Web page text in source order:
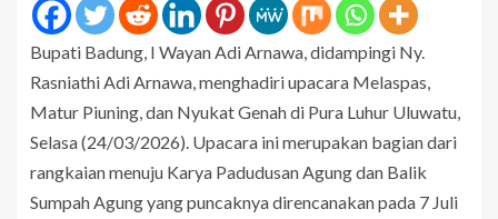
Bupati Badung, I Wayan Adi Arnawa, didampingi Ny.
Rasniathi Adi Arnawa, menghadiri upacara Melaspas,
Matur Piuning, dan Nyukat Genah di Pura Luhur Uluwatu,
Selasa (24/03/2026). Upacara ini merupakan bagian dari
rangkaian menuju Karya Padudusan Agung dan Balik
Sumpah Agung yang puncaknya direncanakan pada 7 Juli